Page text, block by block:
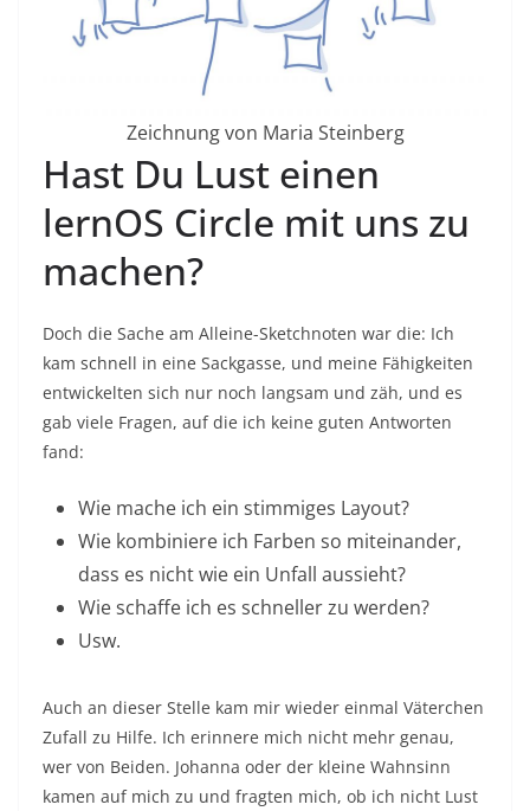
Zeichnung von Maria Steinberg
Hast Du Lust einen
lernOS Circle mit uns zu
machen?
Doch die Sache am Alleine-Sketchnoten war die: Ich
kam schnell in eine Sackgasse, und meine Fähigkeiten
entwickelten sich nur noch langsam und zäh, und es
gab viele Fragen, auf die ich keine guten Antworten
fand:
Wie mache ich ein stimmiges Layout?
Wie kombiniere ich Farben so miteinander,
dass es nicht wie ein Unfall aussieht?
Wie schaffe ich es schneller zu werden?
Usw.
Auch an dieser Stelle kam mir wieder einmal Väterchen
Zufall zu Hilfe. Ich erinnere mich nicht mehr genau,
wer von Beiden. Johanna oder der kleine Wahnsinn
kamen auf mich zu und fragten mich, ob ich nicht Lust